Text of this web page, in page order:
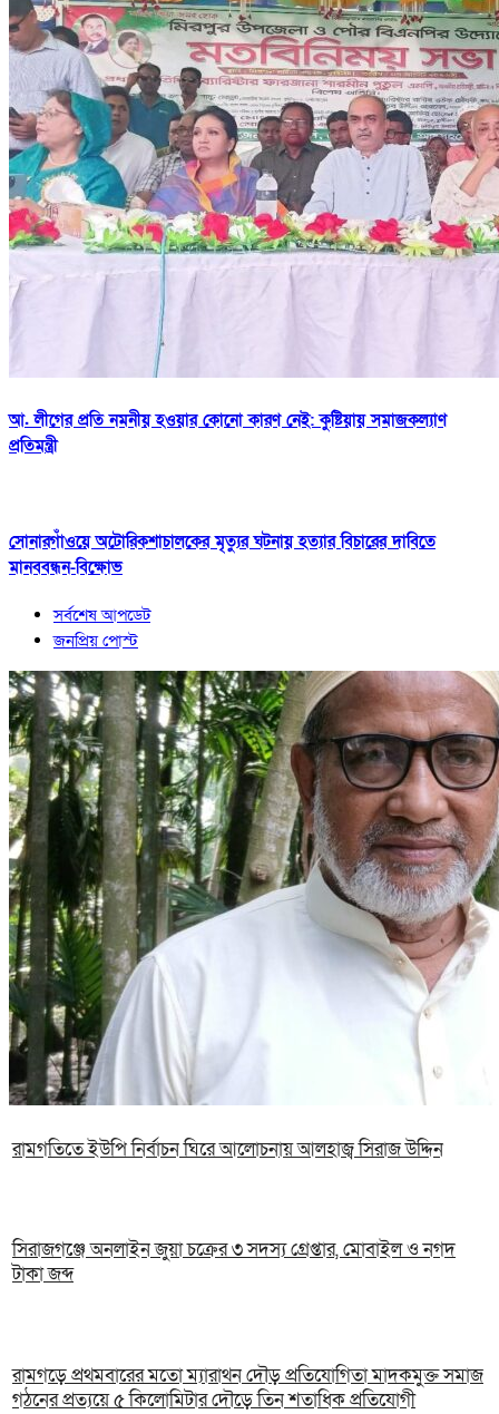
আ. লীগের প্রতি নমনীয় হওয়ার কোনো কারণ নেই: কুষ্টিয়ায় সমাজকল্যাণ
প্রতিমন্ত্রী
সোনারগাঁওয়ে অটোরিকশাচালকের মৃত্যুর ঘটনায় হত্যার বিচারের দাবিতে
মানববন্ধন-বিক্ষোভ
সর্বশেষ আপডেট
জনপ্রিয় পোস্ট
রামগতিতে ইউপি নির্বাচন ঘিরে আলোচনায় আলহাজ্ব সিরাজ উদ্দিন
সিরাজগঞ্জে অনলাইন জুয়া চক্রের ৩ সদস্য গ্রেপ্তার, মোবাইল ও নগদ
টাকা জব্দ
রামগড়ে প্রথমবারের মতো ম্যারাথন দৌড় প্রতিযোগিতা মাদকমুক্ত সমাজ
গঠনের প্রত্যয়ে ৫ কিলোমিটার দৌড়ে তিন শতাধিক প্রতিযোগী